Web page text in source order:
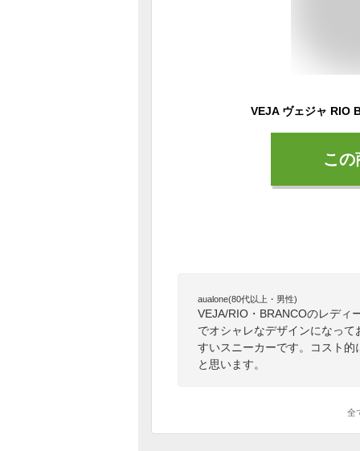
こ
aualone(80代以上・男性)
VEJA/RIO・BRANCOのレディ
でオシャレなデザインになっ
すいスニーカーです。コスト
と思います。
全